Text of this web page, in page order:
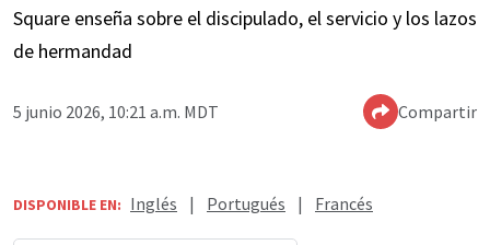
Square enseña sobre el discipulado, el servicio y los lazos
de hermandad
5 junio 2026, 10:21 a.m. MDT Compartir
DISPONIBLE EN: Inglés | Portugués | Francés